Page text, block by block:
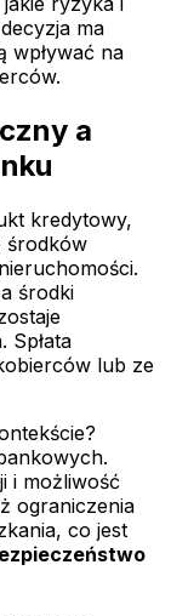
ma
wpływać na
a
kredytowy,
środków
środki
Spłata
lub ze
i możliwość
ograniczenia
co jest